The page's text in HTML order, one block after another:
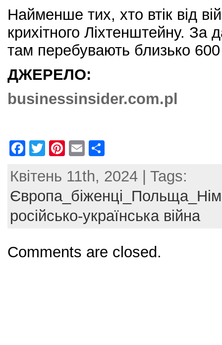
Найменше тих, хто втік від
крихітного Ліхтенштейну. За
там перебувають близько 600
ДЖЕРЕЛО:
businessinsider.com.pl
F
c
e
b
k
T
itt
er
Pi
er
e
st
E
ai
l
ar
e
Квітень 11th, 2024 | Tags:
російсько-українська війна
Comments are closed.